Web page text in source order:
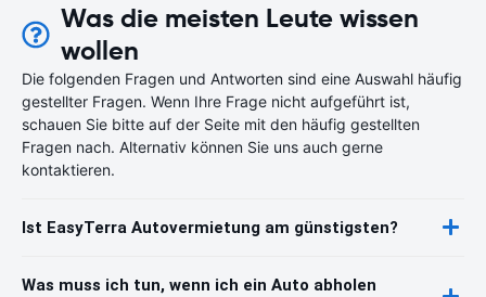
Was die meisten Leute wissen
wollen
Die folgenden Fragen und Antworten sind eine Auswahl häufig
gestellter Fragen. Wenn Ihre Frage nicht aufgeführt ist,
schauen Sie bitte auf der Seite mit den häufig gestellten
Fragen nach. Alternativ können Sie uns auch gerne
kontaktieren.
Ist EasyTerra Autovermietung am günstigsten?
Was muss ich tun, wenn ich ein Auto abholen